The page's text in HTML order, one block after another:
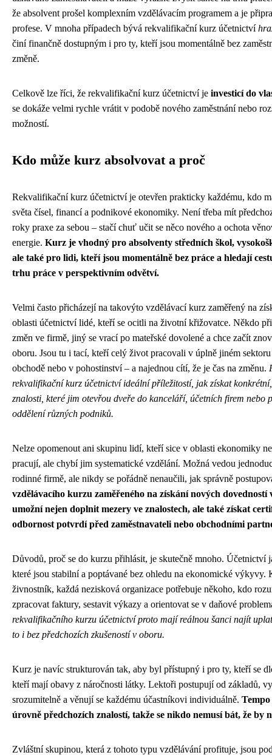
že absolvent prošel komplexním vzdělávacím programem a je
profese. V mnoha případech bývá rekvalifikační kurz účetnictví
činí finančně dostupným i pro ty, kteří jsou momentálně bez
změně.
Celkově lze říci, že rekvalifikační kurz účetnictví je investicí do
se dokáže velmi rychle vrátit v podobě nového zaměstnání nebo
možností.
Kdo může kurz absolvovat a proč
Rekvalifikační kurz účetnictví je otevřen prakticky každému, kdo
světa čísel, financí a podnikové ekonomiky. Není třeba mít
roky praxe za sebou – stačí chuť učit se něco nového a ochota
energie. Kurz je vhodný pro absolventy středních škol,
ale také pro lidi, kteří jsou momentálně bez práce a hledají
trhu práce v perspektivním odvětví.
Velmi často přicházejí na takovýto vzdělávací kurz zaměřený na
oblasti účetnictví lidé, kteří se ocitli na životní křižovatce. Někdo
změn ve firmě, jiný se vrací po mateřské dovolené a chce začít
oboru. Jsou tu i tací, kteří celý život pracovali v úplně jiném
obchodě nebo v pohostinství – a najednou cítí, že je čas na změnu.
rekvalifikační kurz účetnictví ideální příležitostí, jak získat
znalosti, které jim otevřou dveře do kanceláří, účetních firem nebo
oddělení různých podniků.
Nelze opomenout ani skupinu lidí, kteří sice v oblasti ekonomiky
pracují, ale chybí jim systematické vzdělání. Možná vedou
rodinné firmě, ale nikdy se pořádně nenaučili, jak správně
vzdělávacího kurzu zaměřeného na získání nových
umožní nejen doplnit mezery ve znalostech, ale také získat
odbornost potvrdí před zaměstnavateli nebo obchodními
Důvodů, proč se do kurzu přihlásit, je skutečně mnoho. Účetnictví
které jsou stabilní a poptávané bez ohledu na ekonomické výkyvy.
živnostník, každá nezisková organizace potřebuje někoho, kdo
zpracovat faktury, sestavit výkazy a orientovat se v daňové
rekvalifikačního kurzu účetnictví proto mají reálnou šanci najít
to i bez předchozích zkušeností v oboru.
Kurz je navíc strukturován tak, aby byl přístupný i pro ty, kteří se
kteří mají obavy z náročnosti látky. Lektoři postupují od základů,
srozumitelně a věnují se každému účastníkovi individuálně.
úrovně předchozích znalostí, takže se nikdo nemusí bát, že by
Zvláštní skupinou, která z tohoto typu vzdělávání profituje, jsou